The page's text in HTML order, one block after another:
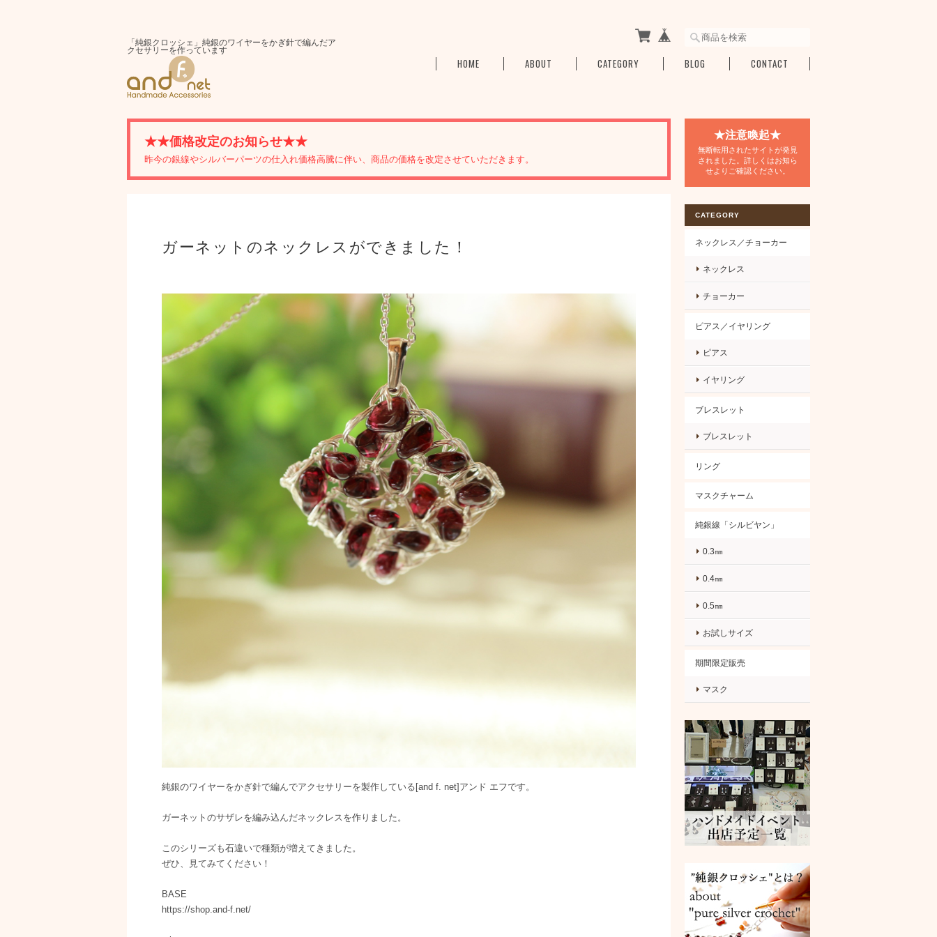
「純銀クロッシェ」純銀のワイヤーをかぎ針で編んだア
クセサリーを作っています
HOME ABOUT CATEGORY BLOG CONTACT
★★価格改定のお知らせ★★
昨今の銀線やシルバーパーツの仕入れ価格高騰に伴い、商品の価格を改定させていただきます。
ガーネットのネックレスができました！
純銀のワイヤーをかぎ針で編んでアクセサリーを製作している[and f. net]アンド エフです。
ガーネットのサザレを編み込んだネックレスを作りました。
このシリーズも石違いで種類が増えてきました。
ぜひ、見てみてください！
BASE
https://shop.and-f.net/
★注意喚起★
無断転用されたサイトが発見
されました。詳しくはお知ら
せよりご確認ください。
CATEGORY
ネックレス／チョーカー
ネックレス
チョーカー
ピアス／イヤリング
ピアス
イヤリング
ブレスレット
ブレスレット
リング
マスクチャーム
純銀線「シルビヤン」
0.3㎜
0.4㎜
0.5㎜
お試しサイズ
期間限定販売
マスク